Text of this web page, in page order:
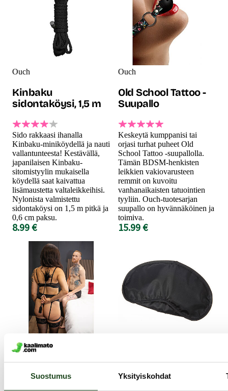
Suostumus Yksityiskohdat
Ouch
Kinbaku
sidontaköysi, 1,5 m
Sido rakkaasi ihanalla
Kinbaku-miniköydellä ja nauti
vallantunteesta! Kestävällä,
japanilaisen Kinbaku-
sitomistyylin mukaisella
köydellä saat kaivattua
lisämaustetta valtaleikkeihisi.
Nylonista valmistettu
sidontaköysi on 1,5 m pitkä ja
0,6 cm paksu.
8.99 €
Ouch
Old School Tattoo -
Suupallo
Keskeytä kumppanisi tai
orjasi turhat puheet Old
School Tattoo -suupallolla.
Tämän BDSM-henkisten
leikkien vakiovarusteen
remmit on kuvoitu
vanhanaikaisten tatuointien
tyyliin. Ouch-tuotesarjan
suupallo on hyvännäköinen ja
toimiva.
15.99 €
SEI MIO
Slap and Tickle -
Huiska & piiska